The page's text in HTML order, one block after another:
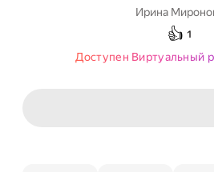
Ирина
👍 1
Доступен Виртуальный